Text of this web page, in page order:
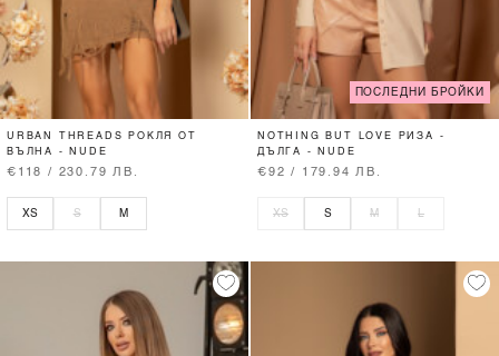
URBAN THREADS РОКЛЯ ОТ
ВЪЛНА - NUDE
€118 / 230.79 ЛВ.
XS S M
ПОСЛЕДНИ БРОЙКИ
NOTHING BUT LOVE РИЗА -
ДЪЛГА - NUDE
€92 / 179.94 ЛВ.
XS S M L